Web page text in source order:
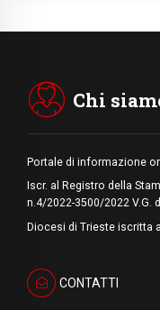
Chi
Portale di informazione
Iscr. al Registro della
n.4/2022-3500/2022 V.G.
Diocesi di Trieste iscritta
CONTATTI